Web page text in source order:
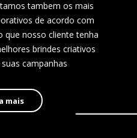
tambem os mais
de acordo com
que nosso cliente tenha
brindes criativos
campanhas
mais